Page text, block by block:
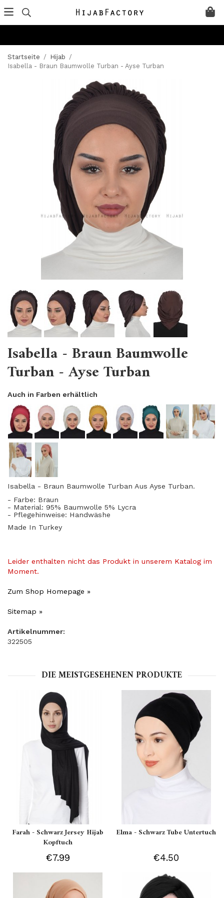
Startseite / Hijab /
Isabella - Braun Baumwolle Turban - Ayse Turban
Isabella - Braun Baumwolle
Turban - Ayse Turban
Auch in Farben erhältlich
Isabella - Braun Baumwolle Turban Aus Ayse Turban.
- Farbe: Braun
- Material: 95% Baumwolle 5% Lycra
- Pflegehinweise: Handwäshe
Made In Turkey
Leider enthalten nicht das Produkt in unserem Katalog im
Moment.
Zum Shop Homepage »
Sitemap »
Artikelnummer:
322505
DIE MEISTGESEHENEN PRODUKTE
Farah - Schwarz Jersey Hijab
Kopftuch
€7.99
Elma - Schwarz Tube Untertuch
€4.50